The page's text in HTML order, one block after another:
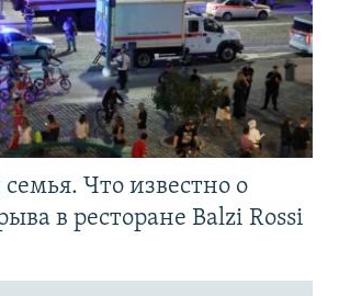
Что известно о
в ресторане Balzi Rossi